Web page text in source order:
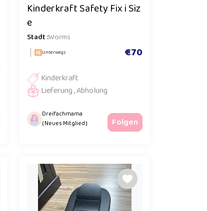
Kinderkraft Safety Fix i Siz
e
Stadt :Worms
Unterwegs €70
Kinderkraft
Lieferung , Abholung
Dreifachmama
( Neues Mitglied )
Folgen